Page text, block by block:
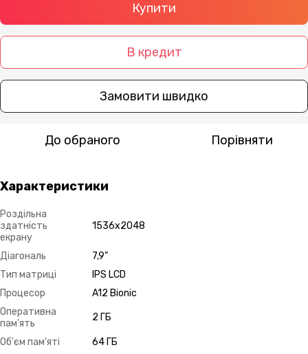
Купити
В кредит
Замовити швидко
До обраного Порівняти
Характеристики
Роздільна
здатність
екрану
1536х2048
Діагональ
7,9"
Тип матриці
IPS LCD
Процесор
A12 Bionic
Оперативна
пам'ять
2 ГБ
Об'єм пам'яті
64 ГБ